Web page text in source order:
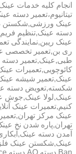
انجام کلیه خدمات
تیتانیوم،تعمیر دسته
عینک ورزشی,شکستن
دسته عینک,تنظیم
عینک ریبن,نمایندگی
ری بن,تعمیر تخصصی
طبی,عینک,تعمیر دسته
کائوچویی,تعمیرات
عینک,تعمیر شیشه
شکسته,تعویض دسته
عینک,لولا عینک,جوش
کنیم,تعمیرات عینک
عینک مرکز
تهران,پاره شدن نخ
آمدن دسته